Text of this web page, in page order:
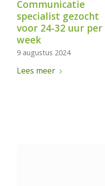
Communicatie
specialist gezocht
voor 24-32 uur per
week
9 augustus 2024
Lees meer